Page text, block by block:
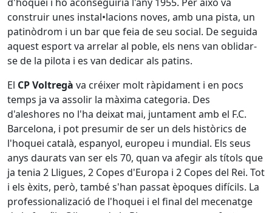
construir unes instal•lacions noves, amb una pista, un
patinòdrom i un bar que feia de seu social. De seguida
aquest esport va arrelar al poble, els nens van oblidar-
se de la pilota i es van dedicar als patins.
El CP Voltregà va créixer molt ràpidament i en pocs
temps ja va assolir la màxima categoria. Des
d'aleshores no l'ha deixat mai, juntament amb el F.C.
Barcelona, i pot presumir de ser un dels històrics de
l'hoquei català, espanyol, europeu i mundial. Els seus
anys daurats van ser els 70, quan va afegir als títols que
ja tenia 2 Lligues, 2 Copes d'Europa i 2 Copes del Rei. Tot
i els èxits, però, també s'han passat èpoques difícils. La
professionalizació de l'hoquei i el final del mecenatge